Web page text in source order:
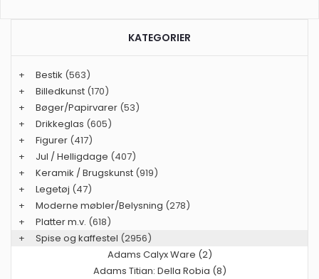
KATEGORIER
+ Bestik (563)
+
Billedkunst (170)
+
Bøger/Papirvarer (53)
+
Drikkeglas (605)
+
Figurer (417)
+
Jul / Helligdage (407)
+
Keramik / Brugskunst (919)
+
Legetøj (47)
+
Moderne møbler/Belysning (278)
+
Platter m.v. (618)
+
Spise og kaffestel (2956)
Adams Calyx Ware (2)
Adams Titian: Della Robia (8)